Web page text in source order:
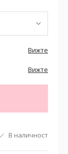
Вижте
Вижте
В наличност